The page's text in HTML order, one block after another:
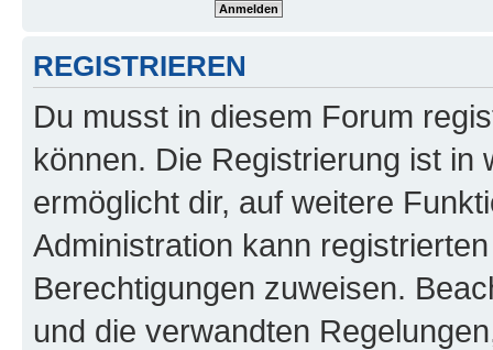
REGISTRIEREN
Du musst in diesem Forum
können. Die Registrierung ist in
ermöglicht dir, auf weitere
Administration kann
Berechtigungen zuweisen.
und die verwandten